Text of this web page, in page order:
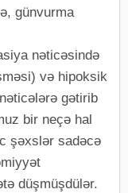
günvurma
nəticəsində
və hipoksik
gətirib
bir neçə hal
şəxslər sadəcə
düşmüşdülər.